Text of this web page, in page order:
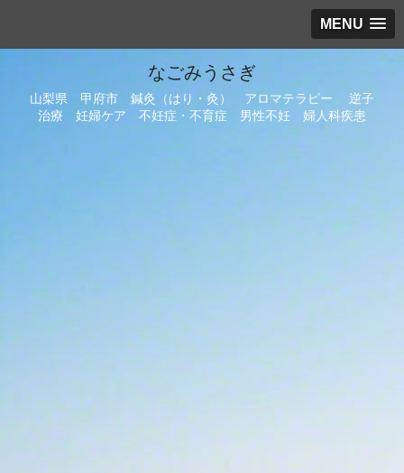
MENU
なごみうさぎ
山梨県 甲府市 鍼灸（はり・灸） アロマテラピー 逆子
治療 妊婦ケア 不妊症・不育症 男性不妊 婦人科疾患